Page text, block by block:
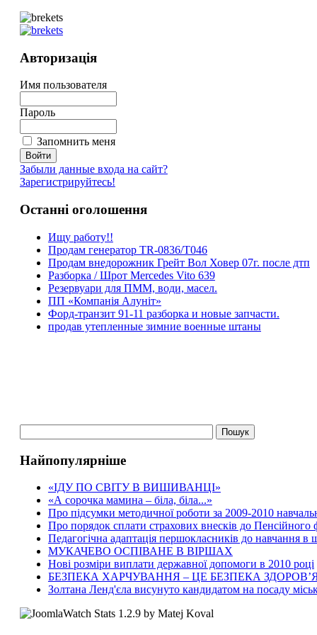
Авторизація
Имя пользователя
Пароль
Запомнить меня
Забыли данные входа на сайт?
Зарегистрируйтесь!
Останні оголошення
Ищу работу!!
Продам генератор TR-0836/T046
Продам внедорожник Грейт Вол Ховер 07г. после дтп
Разборка / Шрот Mercedes Vito 639
Резервуари для ПММ, води, масел.
ПП «Компанія Алуніт»
Форд-транзит 91-11 разборка и новые запчасти.
продав утепленные зимние военные штаны
Найпопулярніше
«ІДУ ПО СВІТУ В ВИШИВАНЦІ»
«А сорочка мамина – біла, біла...»
Про підсумки методичної роботи за 2009-2010
Про порядок сплати страхових внесків до
Педагогічна адаптація першокласників до навчання в
МУКАЧЕВО ОСПІВАНЕ В ВІРШАХ
Нові розміри виплати державної допомоги в 2010 році
БЕЗПЕКА ХАРЧУВАННЯ – ЦЕ БЕЗПЕКА
Золтана Ленд'єла висунуто кандидатом на посаду